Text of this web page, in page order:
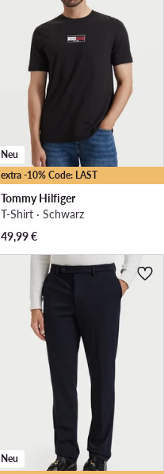
extra -10% Code: LAST
Neu
Tommy Hilfiger
T-Shirt · Schwarz
49,99€
Neu